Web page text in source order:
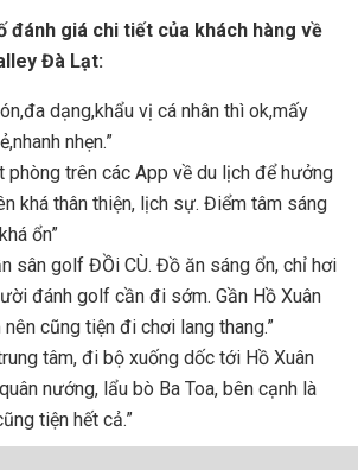
đánh giá chi tiết của khách hàng về
Đà Lạt:
dạng,khẩu vị cá nhân thì ok,mấy
nhẹn.”
phòng trên các App về du lịch để hưởng
khá thân thiện, lịch sự. Điểm tâm sáng
ổn”
sân golf ĐỒi CÙ. Đồ ăn sáng ổn, chỉ hơi
đánh golf cần đi sớm. Gần Hồ Xuân
cũng tiện đi chơi lang thang.”
tâm, đi bộ xuống dốc tới Hồ Xuân
nướng, lẩu bò Ba Toa, bên cạnh là
tiện hết cả.”